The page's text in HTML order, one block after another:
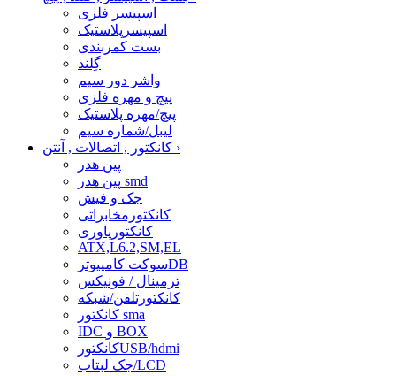
اسپیسر فلزی
اسپیسرپلاستیک
بست کمربندی
گِلند
واشر دور سیم
پیچ و مهره فلزی
پیچ/مهره پلاستیک
لیبل/شماره سیم
›
پین هدر
پین هدر smd
جک و فیش
کانکتورمخابراتی
کانکتورپاوری
ATX,L6.2,SM,EL
سوکت کامپیوترDB
ترمینال / فونیکس
کانکتورتلفن/شبکه
کانکتور sma
IDC و BOX
کانکتورUSB/hdmi
جک لبتاب/LCD